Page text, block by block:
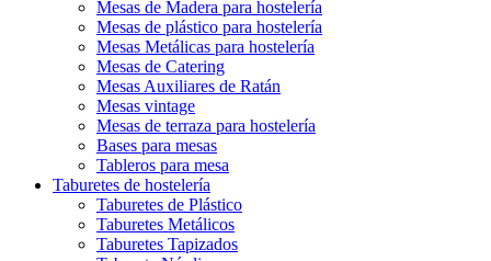
Mesas de Madera para hostelería
Mesas de plástico para hostelería
Mesas Metálicas para hostelería
Mesas de Catering
Mesas Auxiliares de Ratán
Mesas vintage
Mesas de terraza para hostelería
Bases para mesas
Tableros para mesa
Taburetes de hostelería
Taburetes de Plástico
Taburetes Metálicos
Taburetes Tapizados